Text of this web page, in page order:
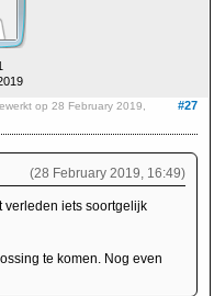
#27
op 28 February 2019,
(28 February 2019, 16:49)
verleden iets soortgelijk
te komen. Nog even